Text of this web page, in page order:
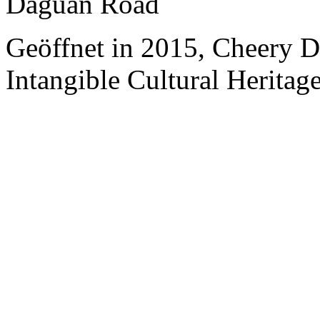
Geöffnet in 2015, Cheery
Intangible Cultural